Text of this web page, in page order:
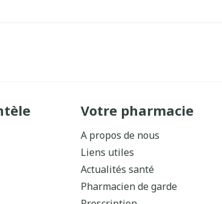
Votre pharmacie
A propos de nous
Liens utiles
Actualités santé
Pharmacien de garde